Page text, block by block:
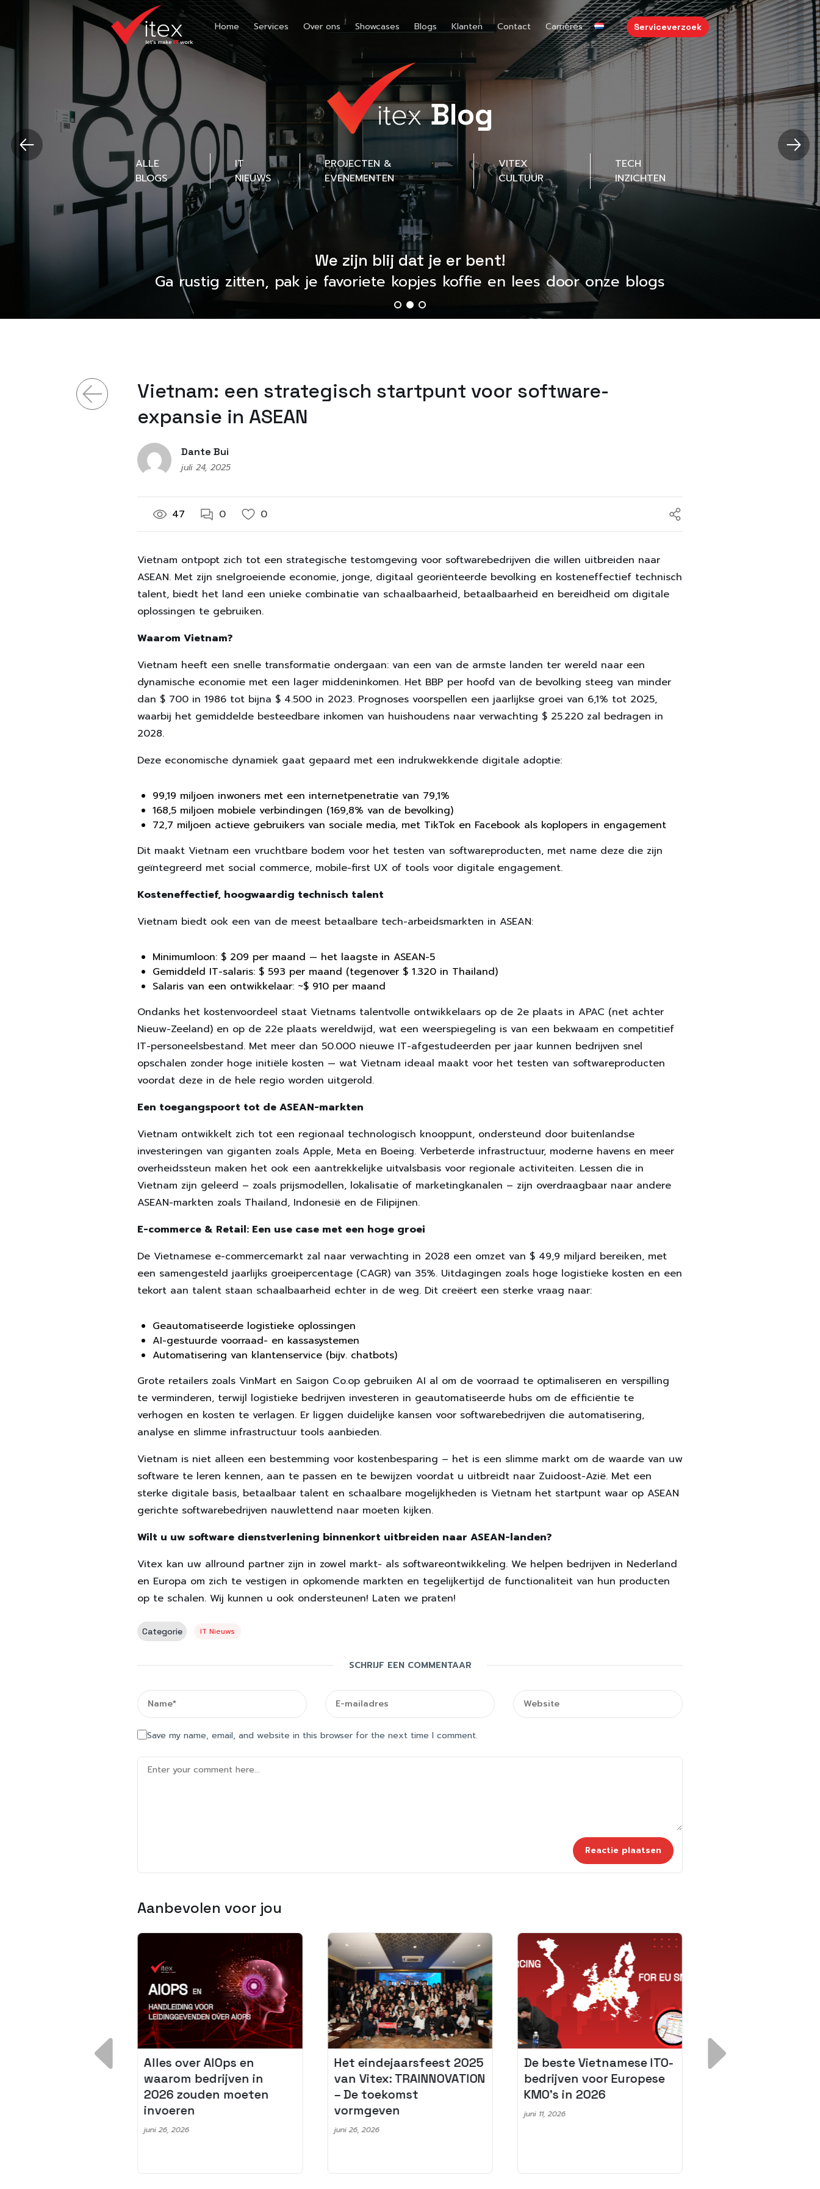
Home Services Over ons Showcases Blogs Klanten Contact Carrières Serviceverzoek
Blog
ALLE
BLOGS
IT
NIEUWS
PROJECTEN &
EVENEMENTEN
VITEX
CULTUUR
TECH
INZICHTEN
We zijn blij dat je er bent!
Ga rustig zitten, pak je favoriete kopjes koffie en lees door onze blogs
Vietnam: een strategisch startpunt voor software-
expansie in ASEAN
Dante Bui
juli 24, 2025
47 0 0
Vietnam ontpopt zich tot een strategische testomgeving voor softwarebedrijven die willen uitbreiden naar
ASEAN. Met zijn snelgroeiende economie, jonge, digitaal georiënteerde bevolking en kosteneffectief technisch
talent, biedt het land een unieke combinatie van schaalbaarheid, betaalbaarheid en bereidheid om digitale
oplossingen te gebruiken.
Waarom Vietnam?
Vietnam heeft een snelle transformatie ondergaan: van een van de armste landen ter wereld naar een
dynamische economie met een lager middeninkomen. Het BBP per hoofd van de bevolking steeg van minder
dan $ 700 in 1986 tot bijna $ 4.500 in 2023. Prognoses voorspellen een jaarlijkse groei van 6,1% tot 2025,
waarbij het gemiddelde besteedbare inkomen van huishoudens naar verwachting $ 25.220 zal bedragen in
2028.
Deze economische dynamiek gaat gepaard met een indrukwekkende digitale adoptie:
99,19 miljoen inwoners met een internetpenetratie van 79,1%
168,5 miljoen mobiele verbindingen (169,8% van de bevolking)
72,7 miljoen actieve gebruikers van sociale media, met TikTok en Facebook als koplopers in engagement
Dit maakt Vietnam een vruchtbare bodem voor het testen van softwareproducten, met name deze die zijn
geïntegreerd met social commerce, mobile-first UX of tools voor digitale engagement.
Kosteneffectief, hoogwaardig technisch talent
Vietnam biedt ook een van de meest betaalbare tech-arbeidsmarkten in ASEAN:
Minimumloon: $ 209 per maand — het laagste in ASEAN-5
Gemiddeld IT-salaris: $ 593 per maand (tegenover $ 1.320 in Thailand)
Salaris van een ontwikkelaar: ~$ 910 per maand
Ondanks het kostenvoordeel staat Vietnams talentvolle ontwikkelaars op de 2e plaats in APAC (net achter
Nieuw-Zeeland) en op de 22e plaats wereldwijd, wat een weerspiegeling is van een bekwaam en competitief
IT-personeelsbestand. Met meer dan 50.000 nieuwe IT-afgestudeerden per jaar kunnen bedrijven snel
opschalen zonder hoge initiële kosten — wat Vietnam ideaal maakt voor het testen van softwareproducten
voordat deze in de hele regio worden uitgerold.
Een toegangspoort tot de ASEAN-markten
Vietnam ontwikkelt zich tot een regionaal technologisch knooppunt, ondersteund door buitenlandse
investeringen van giganten zoals Apple, Meta en Boeing. Verbeterde infrastructuur, moderne havens en meer
overheidssteun maken het ook een aantrekkelijke uitvalsbasis voor regionale activiteiten. Lessen die in
Vietnam zijn geleerd – zoals prijsmodellen, lokalisatie of marketingkanalen – zijn overdraagbaar naar andere
ASEAN-markten zoals Thailand, Indonesië en de Filipijnen.
E-commerce & Retail: Een use case met een hoge groei
De Vietnamese e-commercemarkt zal naar verwachting in 2028 een omzet van $ 49,9 miljard bereiken, met
een samengesteld jaarlijks groeipercentage (CAGR) van 35%. Uitdagingen zoals hoge logistieke kosten en een
tekort aan talent staan schaalbaarheid echter in de weg. Dit creëert een sterke vraag naar:
Geautomatiseerde logistieke oplossingen
AI-gestuurde voorraad- en kassasystemen
Automatisering van klantenservice (bijv. chatbots)
Grote retailers zoals VinMart en Saigon Co.op gebruiken AI al om de voorraad te optimaliseren en verspilling
te verminderen, terwijl logistieke bedrijven investeren in geautomatiseerde hubs om de efficiëntie te
verhogen en kosten te verlagen. Er liggen duidelijke kansen voor softwarebedrijven die automatisering,
analyse en slimme infrastructuur tools aanbieden.
Vietnam is niet alleen een bestemming voor kostenbesparing – het is een slimme markt om de waarde van uw
software te leren kennen, aan te passen en te bewijzen voordat u uitbreidt naar Zuidoost-Azië. Met een
sterke digitale basis, betaalbaar talent en schaalbare mogelijkheden is Vietnam het startpunt waar op ASEAN
gerichte softwarebedrijven nauwlettend naar moeten kijken.
Wilt u uw software dienstverlening binnenkort uitbreiden naar ASEAN-landen?
Vitex kan uw allround partner zijn in zowel markt- als softwareontwikkeling. We helpen bedrijven in Nederland
en Europa om zich te vestigen in opkomende markten en tegelijkertijd de functionaliteit van hun producten
op te schalen. Wij kunnen u ook ondersteunen! Laten we praten!
Categorie IT Nieuws
SCHRIJF EEN COMMENTAAR
Save my name, email, and website in this browser for the next time I comment.
Aanbevolen voor jou
Alles over AIOps en
waarom bedrijven in
2026 zouden moeten
invoeren
juni 26, 2026
Het eindejaarsfeest 2025
van Vitex: TRAINNOVATION
– De toekomst
vormgeven
juni 26, 2026
De beste Vietnamese ITO-
bedrijven voor Europese
KMO’s in 2026
juni 11, 2026
Van asset-